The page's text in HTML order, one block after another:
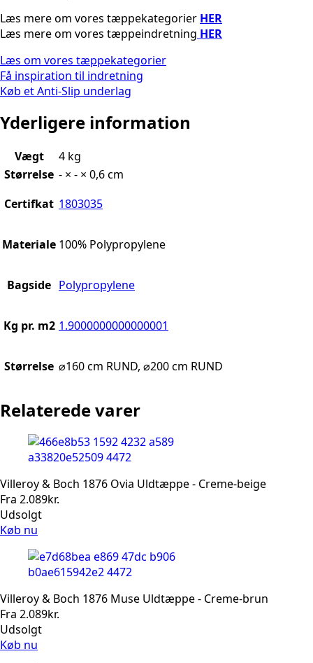
Læs mere om vores tæppekategorier HER
Læs mere om vores tæppeindretning HER
Læs om vores tæppekategorier
Få inspiration til indretning
Køb et Anti-Slip underlag
Yderligere information
Vægt
4 kg
Størrelse - × - × 0,6 cm
Certifkat 1803035
Materiale 100% Polypropylene
Bagside Polypropylene
Kg pr. m2 1.9000000000000001
Størrelse ⌀160 cm RUND, ⌀200 cm RUND
Relaterede varer
Villeroy & Boch 1876 Ovia Uldtæppe - Creme-beige
Fra 2.089kr.
Udsolgt
Køb nu
Villeroy & Boch 1876 Muse Uldtæppe - Creme-brun
Fra 2.089kr.
Udsolgt
Køb nu